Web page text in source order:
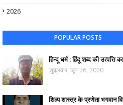
2026
POPULAR POSTS
हिन्दू धर्म : हिंदू शब्द की उत्पत्ति
शुक्रवार, जून 26, 2020
शिल्प शास्त्र के प्रणेता भगवान